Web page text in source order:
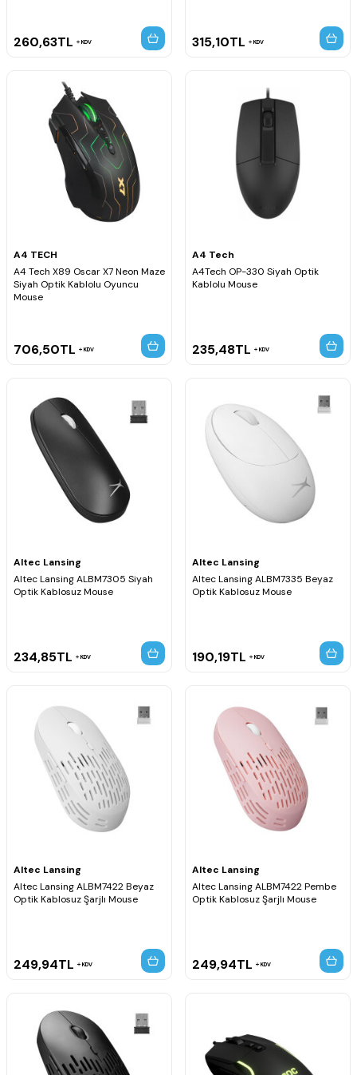
260,63TL KDV 315,10TL KDV
A4 TECH
A4 Tech X89 Oscar X7 Neon Maze
Siyah Optik Kablolu Oyuncu
Mouse
706,50TL KDV
A4 Tech
A4Tech OP-330 Siyah Optik
Kablolu Mouse
235,48TL KDV
Altec Lansing
Altec Lansing ALBM7305 Siyah
Optik Kablosuz Mouse
234,85TL KDV
Altec Lansing
Altec Lansing ALBM7335 Beyaz
Optik Kablosuz Mouse
190,19TL KDV
Altec Lansing
Altec Lansing ALBM7422 Beyaz
Optik Kablosuz Şarjlı Mouse
249,94TL KDV
Altec Lansing
Altec Lansing ALBM7422 Pembe
Optik Kablosuz Şarjlı Mouse
249,94TL KDV